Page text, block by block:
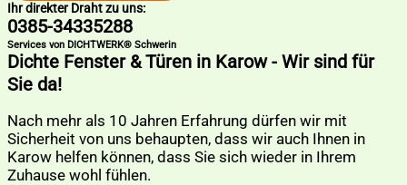
Ihr direkter Draht zu uns:
0385-34335288
Services von DICHTWERK® Schwerin
Dichte Fenster & Türen in Karow - Wir sind für
Sie da!
Nach mehr als 10 Jahren Erfahrung dürfen wir mit
Sicherheit von uns behaupten, dass wir auch Ihnen in
Karow helfen können, dass Sie sich wieder in Ihrem
Zuhause wohl fühlen.